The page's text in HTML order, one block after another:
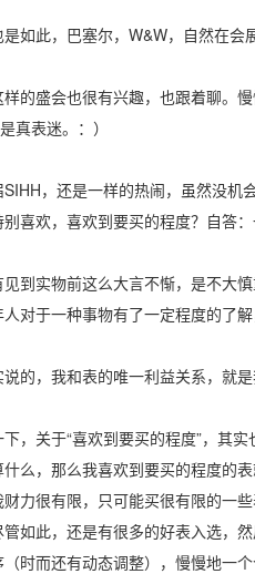
如此，巴塞尔，W&W，自然在会
样的盛会也很有兴趣，也跟着聊。
真表迷。：）
SIHH，还是一样的热闹，虽然没机
喜欢，喜欢到要买的程度？自答
见到实物前这么大言不惭，是不大
对于一种事物有了一定程度的了
的，我和表的唯一利益关系，就
，关于“喜欢到要买的程度”，其
么，那么我喜欢到要买的程度的
财力很有限，只可能买很有限的一
如此，还是有很多的好表入选，
（时而还有动态调整），慢慢地一